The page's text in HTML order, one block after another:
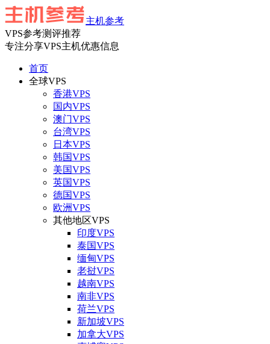
主机参考
VPS参考测评推荐
专注分享VPS主机优惠信息
首页
全球VPS
香港VPS
国内VPS
澳门VPS
台湾VPS
日本VPS
韩国VPS
美国VPS
英国VPS
德国VPS
欧洲VPS
其他地区VPS
印度VPS
泰国VPS
缅甸VPS
老挝VPS
越南VPS
南非VPS
荷兰VPS
新加坡VPS
加拿大VPS